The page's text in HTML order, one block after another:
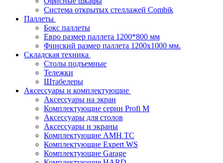
Система открытых стеллажей Combik
Паллеты
Бокс паллеты
Евро размер паллета 1200*800 мм
Финский размер паллета 1200х1000 мм.
Складская техника
Столы подъемные
Тележки
Штабелеры
Аксессуары и комплектующие
Аксессуары на экран
Комплектующие серии Profi M
Аксессуары для столов
Аксессуары и экраны
Комплектующие AMH TC
Комплектующие Expert WS
Комплектующие Garage